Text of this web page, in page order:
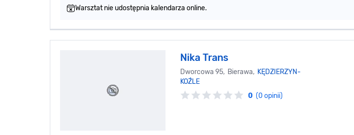
Warsztat nie udostępnia kalendarza online.
Nika Trans
Dworcowa 95, Bierawa, KĘDZIERZYN-
KOŹLE
0 (0 opinii)